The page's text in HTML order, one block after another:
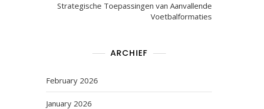
Strategische Toepassingen van Aanvallende
Voetbalformaties
ARCHIEF
February 2026
January 2026